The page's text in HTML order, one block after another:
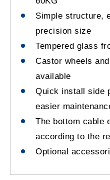
Simple structure,
precision size
Tempered glass
Castor wheels
available
Quick install side
easier
The bottom cable
according to the
Optional